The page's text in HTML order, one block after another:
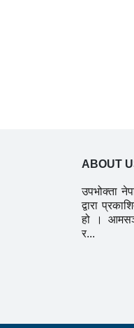
ABOUT
उपभोक्ता
द्वारा
हो ।
र...